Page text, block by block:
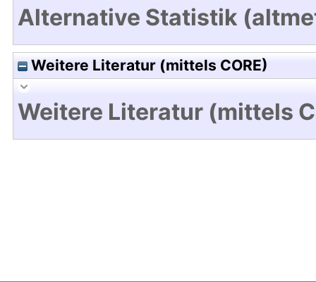
Alternative Statistik
Weitere Literatur (mittels CORE)
Weitere Literatur (mittels